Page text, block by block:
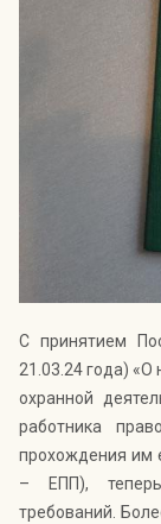
Индекс
открытый
оценки уровня
криминальных
С принятием
21.03.24 года) «О
охранной
работника
прохождения им
– ЕПП), теперь
требований.